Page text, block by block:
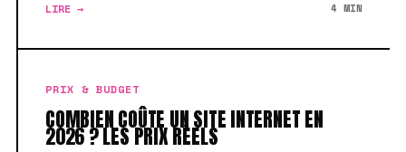
LIRE → 4 MIN
PRIX & BUDGET
COMBIEN COÛTE UN SITE INTERNET EN
2026 ? LES PRIX RÉELS